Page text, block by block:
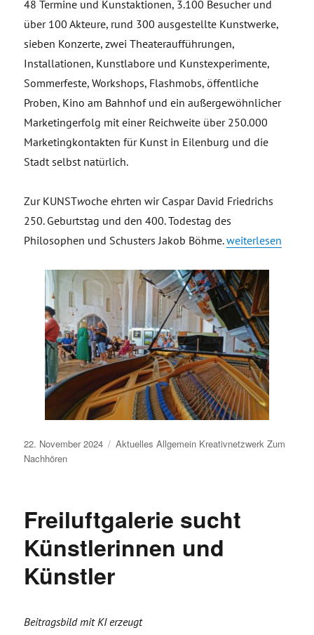
48 Termine und Kunstaktionen, 3.100 Besucher und
über 100 Akteure, rund 300 ausgestellte Kunstwerke,
sieben Konzerte, zwei Theateraufführungen,
Installationen, Kunstlabore und Kunstexperimente,
Sommerfeste, Workshops, Flashmobs, öffentliche
Proben, Kino am Bahnhof und ein außergewöhnlicher
Marketingerfolg mit einer Reichweite über 250.000
Marketingkontakten für Kunst in Eilenburg und die
Stadt selbst natürlich.
Zur KUNSTwoche ehrten wir Caspar David Friedrichs
250. Geburtstag und den 400. Todestag des
Philosophen und Schusters Jakob Böhme.„Kleinstadtlabor
weiterlesen
Veröffentlicht
am
22. November 2024 Aktuelles Allgemein Kreativnetzwerk Zum
Nachhören
Freiluftgalerie sucht
Künstlerinnen und
Künstler
Beitragsbild mit KI erzeugt